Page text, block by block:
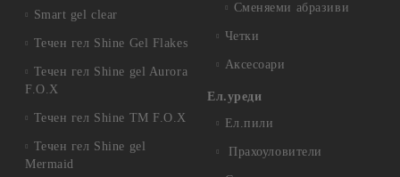
Smart gel clear
Течен гел Shine Gel Flakes
Течен гел Shine gel Aurora
F.O.X
Течен гел Shine TM F.O.X
Течен гел Shine gel
Mermaid
Сменяеми абразиви
Четки
Аксесоари
Ел.уреди
Ел.пили
Прахоуловители